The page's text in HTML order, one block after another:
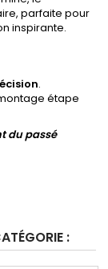
parfaite pour
inspirante.
.
étape
du passé
: